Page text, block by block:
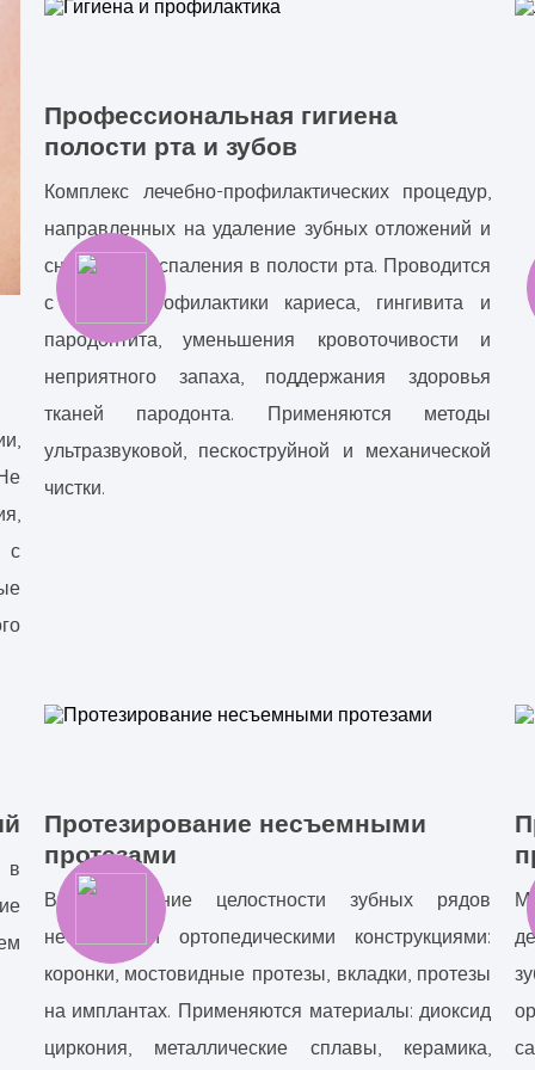
с
Профессиональная гигиена
полости рта и зубов
Комплекс лечебно-профилактических процедур,
направленных на удаление зубных отложений и
снижение воспаления в полости рта. Проводится
с целью профилактики кариеса, гингивита и
пародонтита, уменьшения кровоточивости и
неприятного запаха, поддержания здоровья
тканей пародонта. Применяются методы
ультразвуковой, пескоструйной и механической
чистки.
в
Протезирование несъемными
протезами
Восстановление целостности зубных рядов
несъёмными ортопедическими конструкциями:
коронки, мостовидные протезы, вкладки, протезы
на имплантах. Применяются материалы: диоксид
циркония, металлические сплавы, керамика,